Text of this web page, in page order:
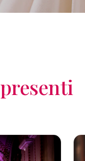
presenti